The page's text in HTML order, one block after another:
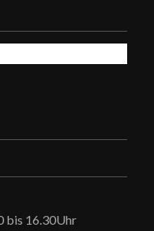
bis 16.30Uhr